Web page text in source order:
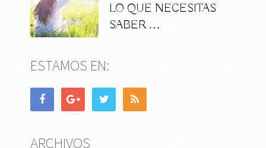
LO QUE NECESITAS
SABER …
ESTAMOS EN:
ARCHIVOS